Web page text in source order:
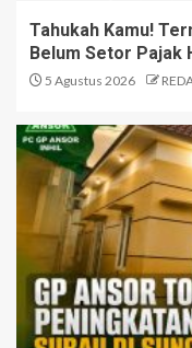
Tahukah Kamu!
Belum Setor Pajak
5 Agustus 2026